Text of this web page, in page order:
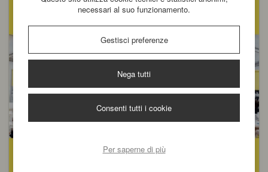
necessari al suo funzionamento.
Gestisci preferenze
Nega tutti
Consenti tutti i cookie
Per saperne di più